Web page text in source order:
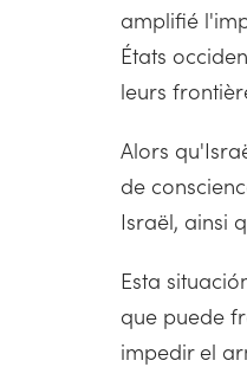
amplifié
États
leurs
Alors
de
Israël, ainsi
Esta
que puede
impedir el